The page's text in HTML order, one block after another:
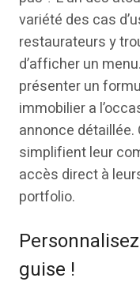
variété des cas
restaurateurs y
d’afficher un
présenter un
immobilier a
annonce détaillée.
simplifient leur
accès direct à
portfolio.
guise !